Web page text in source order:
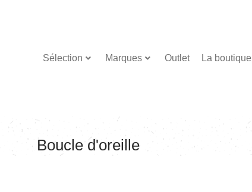
Sélection Marques Outlet La boutique
Boucle d'oreille